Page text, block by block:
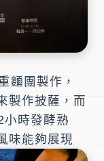
麵團製作，
製作披薩，而
小時發酵熟
味能夠展現